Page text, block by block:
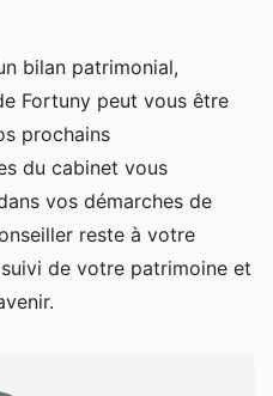
bilan patrimonial,
Fortuny peut vous être
prochains
du cabinet vous
vos démarches de
reste à votre
de votre patrimoine et